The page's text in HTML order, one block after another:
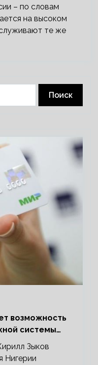
– по словам
на высоком
те же
возможность
системы
Зыков
Нигерии